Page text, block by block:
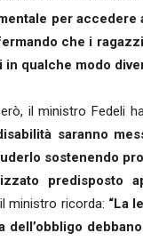
per
che i
in qualche modo
il ministro Fedeli
saranno
sostenendo
predisposto
ministro ricorda: “La
dell’obbligo